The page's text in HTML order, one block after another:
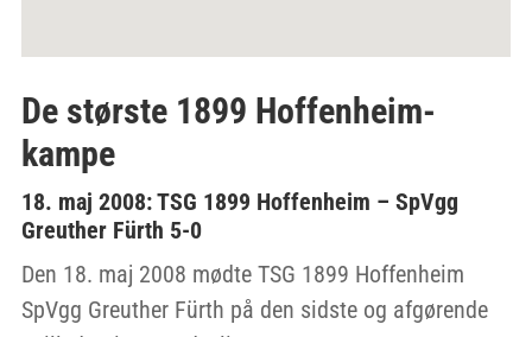
De største 1899 Hoffenheim-
kampe
18. maj 2008: TSG 1899 Hoffenheim – SpVgg
Greuther Fürth 5-0
Den 18. maj 2008 mødte TSG 1899 Hoffenheim
SpVgg Greuther Fürth på den sidste og afgørende